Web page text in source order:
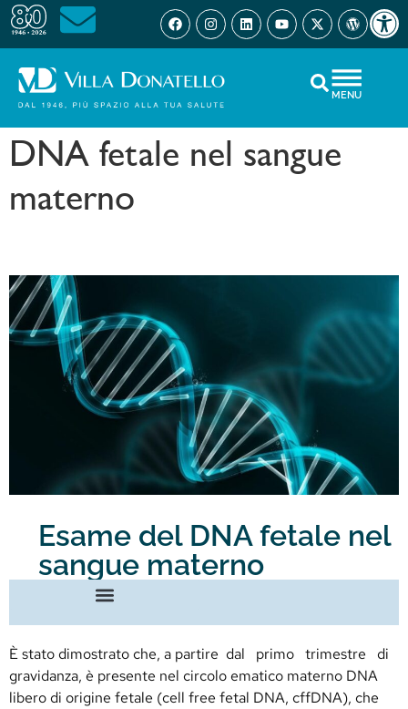
MENU
DNA fetale nel sangue
materno
Esame del DNA fetale nel
sangue materno
È stato dimostrato che, a partire dal primo trimestre di
gravidanza, è presente nel circolo ematico materno DNA
libero di origine fetale (cell free fetal DNA, cffDNA), che